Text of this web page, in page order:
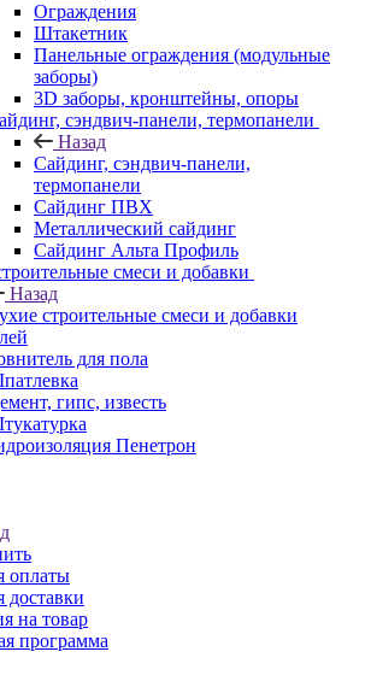
Ограждения
Штакетник
Панельные ограждения (модульные
заборы)
3D заборы, кронштейны, опоры
сэндвич-панели, термопанели
Назад
Cайдинг, сэндвич-панели,
термопанели
Сайдинг ПВХ
Металлический сайдинг
Сайдинг Альта Профиль
смеси и добавки
Назад
строительные смеси и добавки
для пола
гипс, известь
Пенетрон
оплаты
доставки
на товар
программа